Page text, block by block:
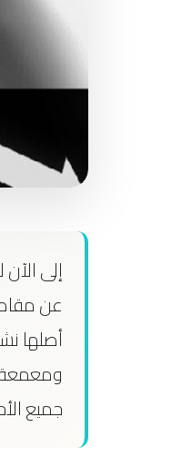
إلى
عن
أصلها
ومعمعة
جميع